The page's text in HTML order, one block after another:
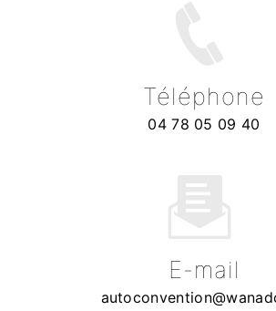
Téléphone
04 78 05 09 40
E-mail